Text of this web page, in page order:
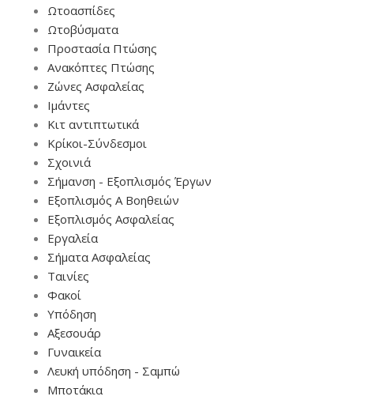
Ωτοασπίδες
Ωτοβύσματα
Προστασία Πτώσης
Ανακόπτες Πτώσης
Ζώνες Ασφαλείας
Ιμάντες
Κιτ αντιπτωτικά
Κρίκοι-Σύνδεσμοι
Σχοινιά
Σήμανση - Εξοπλισμός Έργων
Εξοπλισμός Α Βοηθειών
Εξοπλισμός Ασφαλείας
Εργαλεία
Σήματα Ασφαλείας
Ταινίες
Φακοί
Υπόδηση
Αξεσουάρ
Γυναικεία
Λευκή υπόδηση - Σαμπώ
Μποτάκια